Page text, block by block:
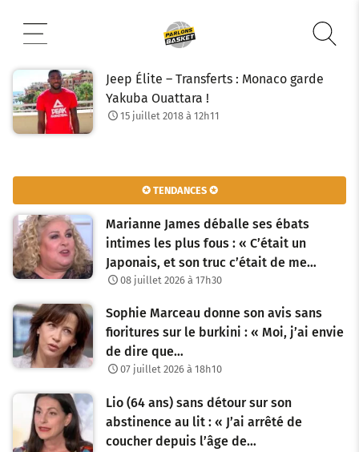
contenu
Jeep Élite – Transferts : Monaco garde
Yakuba Ouattara !
15 juillet 2018 à 12h11
✪ TENDANCES ✪
Marianne James déballe ses ébats
intimes les plus fous : « C’était un
Japonais, et son truc c’était de me…
08 juillet 2026 à 17h30
Sophie Marceau donne son avis sans
fioritures sur le burkini : « Moi, j’ai envie
de dire que…
07 juillet 2026 à 18h10
Lio (64 ans) sans détour sur son
abstinence au lit : « J’ai arrêté de
coucher depuis l’âge de…